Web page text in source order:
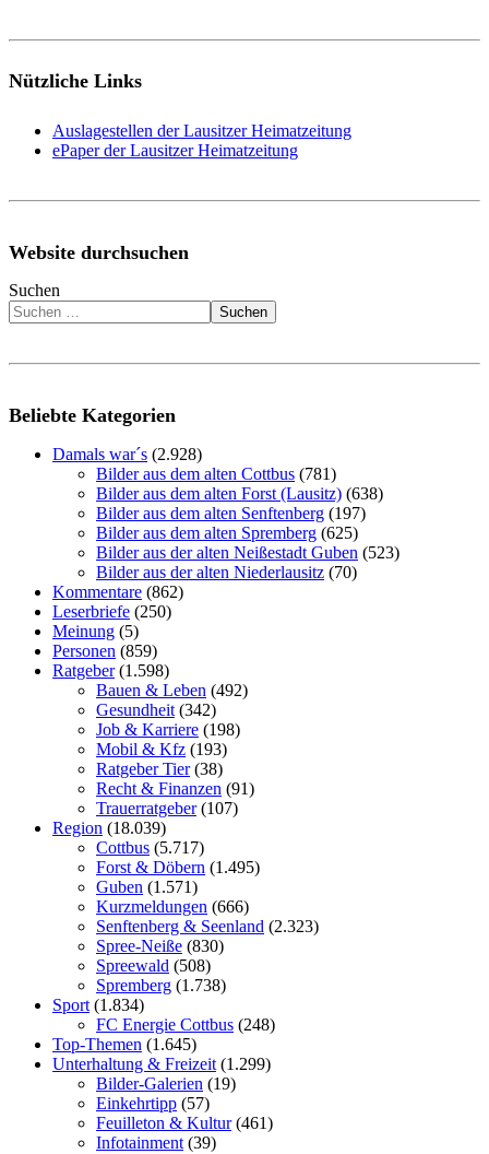
Nützliche Links
Auslagestellen der Lausitzer Heimatzeitung
ePaper der Lausitzer Heimatzeitung
Website durchsuchen
Suchen
Suchen
Beliebte Kategorien
Damals war´s (2.928)
Bilder aus dem alten Cottbus (781)
Bilder aus dem alten Forst (Lausitz) (638)
Bilder aus dem alten Senftenberg (197)
Bilder aus dem alten Spremberg (625)
Bilder aus der alten Neißestadt Guben (523)
Bilder aus der alten Niederlausitz (70)
Kommentare (862)
Leserbriefe (250)
Meinung (5)
Personen (859)
Ratgeber(1.598)
Bauen & Leben (492)
Gesundheit (342)
Job & Karriere (198)
Mobil & Kfz (193)
Ratgeber Tier(38)
Recht & Finanzen (91)
Trauerratgeber(107)
Region (18.039)
Cottbus (5.717)
Forst & Döbern (1.495)
Guben (1.571)
Kurzmeldungen (666)
Senftenberg & Seenland (2.323)
Spree-Neiße (830)
Spreewald (508)
Spremberg (1.738)
Sport (1.834)
FC Energie Cottbus (248)
Top-Themen (1.645)
Unterhaltung & Freizeit (1.299)
Bilder-Galerien (19)
Einkehrtipp (57)
Feuilleton & Kultur(461)
Infotainment (39)